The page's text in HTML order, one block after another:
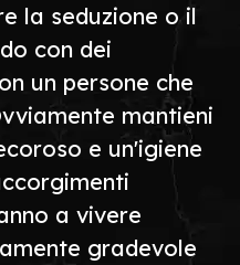
la seduzione o il
con dei
un persone che
mantieni
e un'igiene
a vivere
gradevole